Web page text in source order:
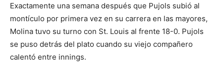
Exactamente una semana después que Pujols subió al
montículo por primera vez en su carrera en las mayores,
Molina tuvo su turno con St. Louis al frente 18-0. Pujols
se puso detrás del plato cuando su viejo compañero
calentó entre innings.